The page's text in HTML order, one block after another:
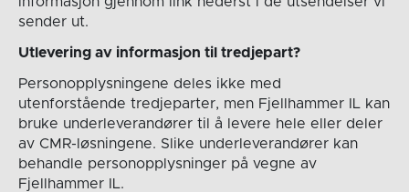
sender ut.
Utlevering av informasjon til tredjepart?
Personopplysningene deles ikke med
utenforstående tredjeparter, men Fjellhammer IL kan
bruke underleverandører til å levere hele eller deler
av CMR-løsningene. Slike underleverandører kan
behandle personopplysninger på vegne av
Fjellhammer IL.